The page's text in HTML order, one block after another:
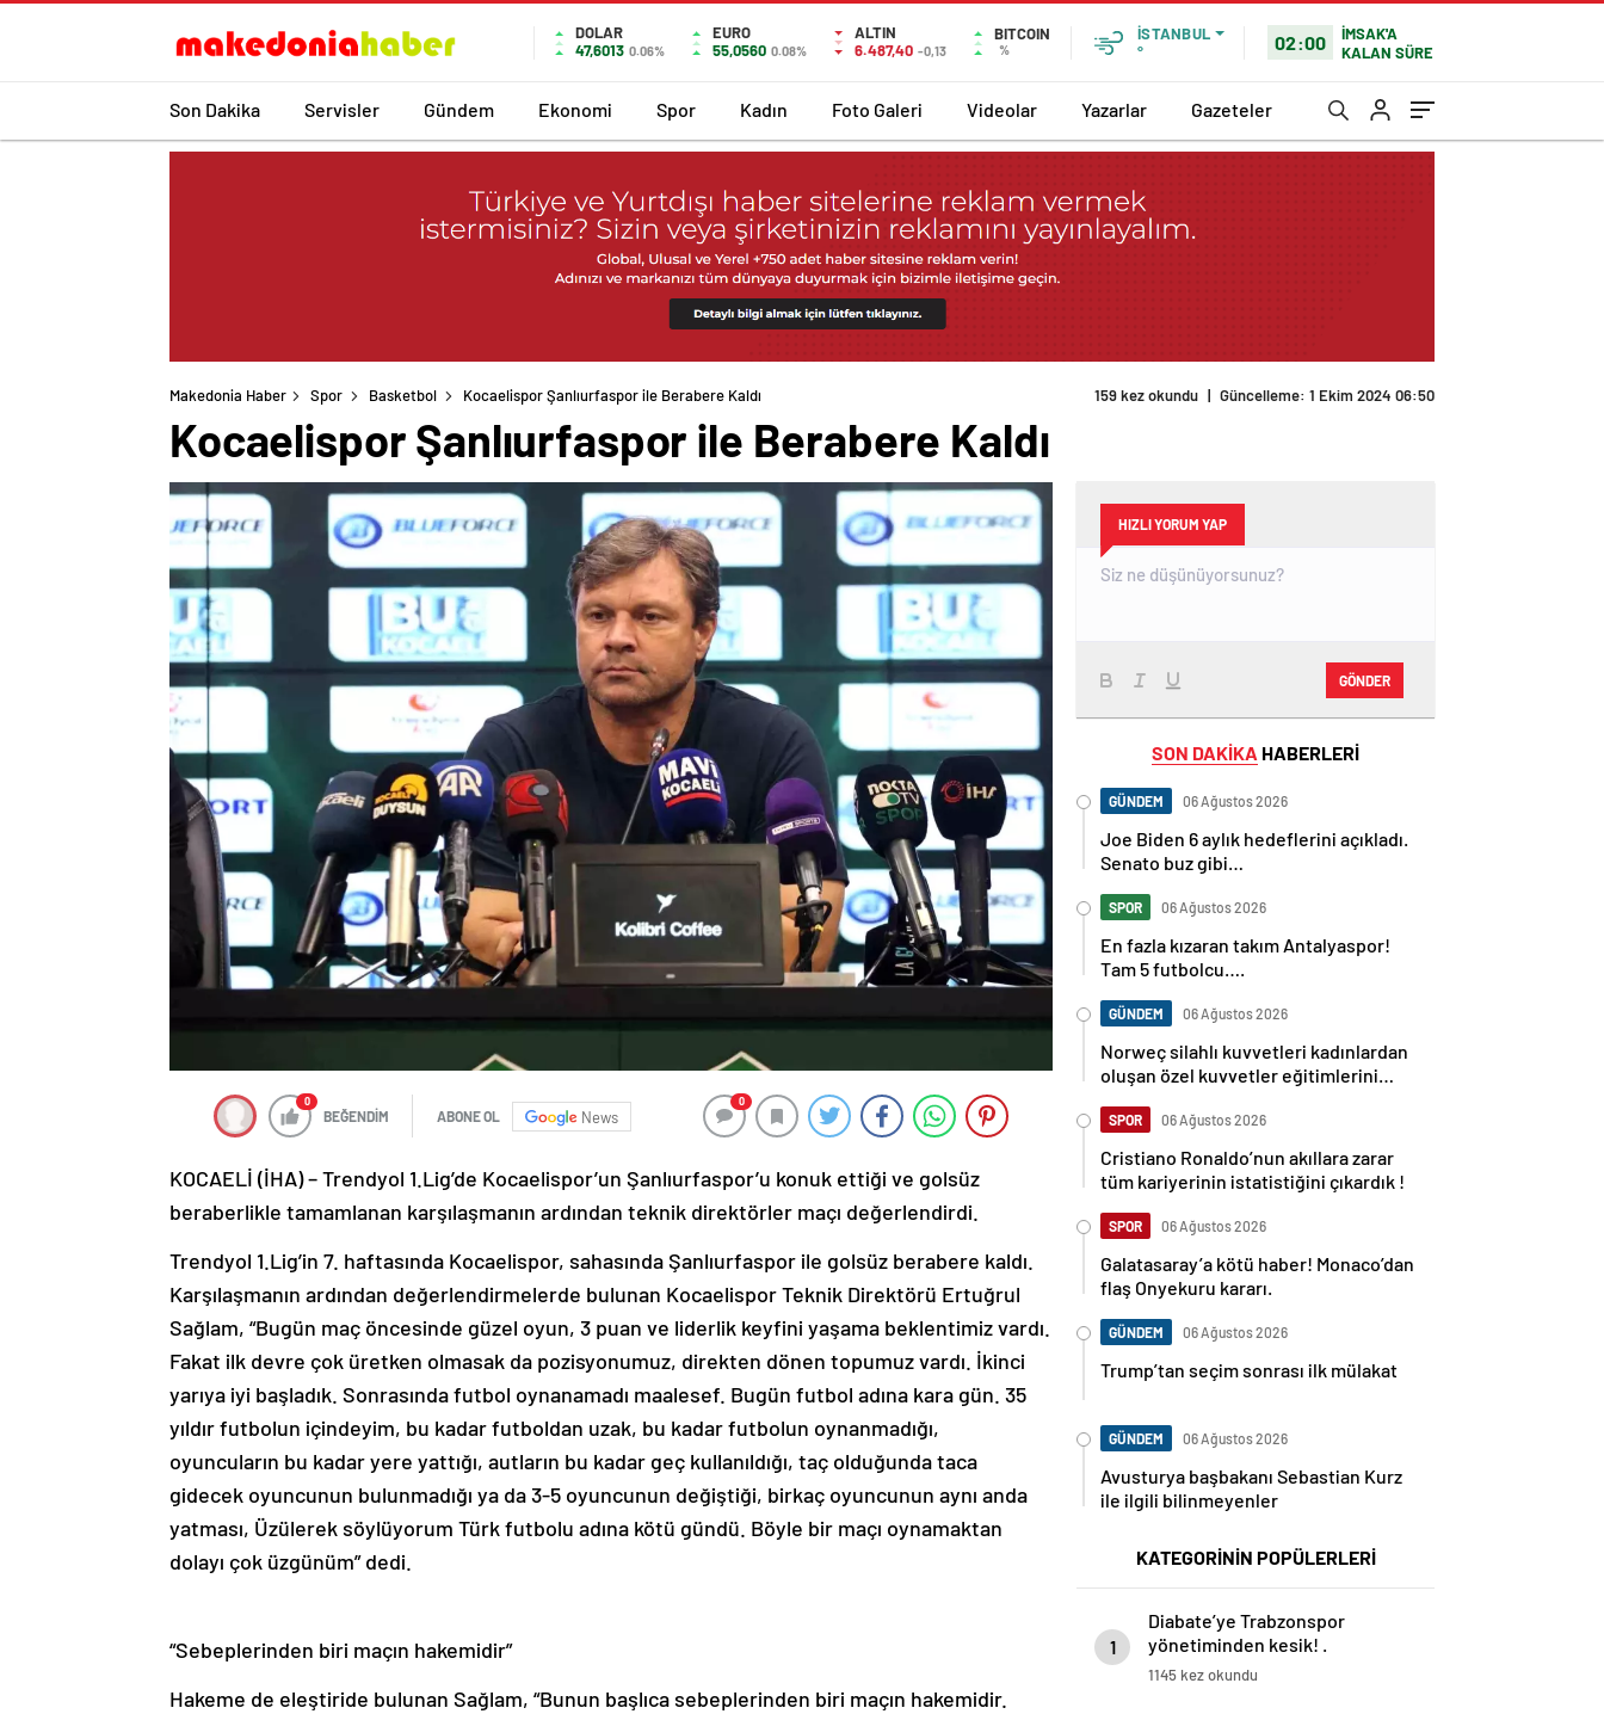
DOLAR
47,6013 0.06%
EURO
55,0560 0.08%
ALTIN
6.487,40 -0,13
BITCOIN
%
İSTANBUL
°
02:00
İMSAK'A
KALAN SÜRE
Son Dakika Servisler Gündem Ekonomi Spor Kadın Foto Galeri Videolar Yazarlar Gazeteler
Makedonia Haber Spor Basketbol Kocaelispor Şanlıurfaspor ile Berabere Kaldı 159 kez okundu | Güncelleme: 1 Ekim 2024 06:50
Kocaelispor Şanlıurfaspor ile Berabere Kaldı
0
BEĞENDİM ABONE OL News
0
KOCAELİ (İHA) – Trendyol 1.Lig’de Kocaelispor’un Şanlıurfaspor’u konuk ettiği ve golsüz
beraberlikle tamamlanan karşılaşmanın ardından teknik direktörler maçı değerlendirdi.
Trendyol 1.Lig’in 7. haftasında Kocaelispor, sahasında Şanlıurfaspor ile golsüz berabere kaldı.
Karşılaşmanın ardından değerlendirmelerde bulunan Kocaelispor Teknik Direktörü Ertuğrul
Sağlam, “Bugün maç öncesinde güzel oyun, 3 puan ve liderlik keyfini yaşama beklentimiz vardı.
Fakat ilk devre çok üretken olmasak da pozisyonumuz, direkten dönen topumuz vardı. İkinci
yarıya iyi başladık. Sonrasında futbol oynanamadı maalesef. Bugün futbol adına kara gün. 35
yıldır futbolun içindeyim, bu kadar futboldan uzak, bu kadar futbolun oynanmadığı,
oyuncuların bu kadar yere yattığı, autların bu kadar geç kullanıldığı, taç olduğunda taca
gidecek oyuncunun bulunmadığı ya da 3-5 oyuncunun değiştiği, birkaç oyuncunun aynı anda
yatması, Üzülerek söylüyorum Türk futbolu adına kötü gündü. Böyle bir maçı oynamaktan
dolayı çok üzgünüm” dedi.
“Sebeplerinden biri maçın hakemidir”
Hakeme de eleştiride bulunan Sağlam, “Bunun başlıca sebeplerinden biri maçın hakemidir.
HIZLI YORUM YAP
GÖNDER
SON DAKİKA HABERLERİ
GÜNDEM 06 Ağustos 2026
Joe Biden 6 aylık hedeflerini açıkladı.
Senato buz gibi…
SPOR 06 Ağustos 2026
En fazla kızaran takım Antalyaspor!
Tam 5 futbolcu….
GÜNDEM 06 Ağustos 2026
Norweç silahlı kuvvetleri kadınlardan
oluşan özel kuvvetler eğitimlerini
SPOR 06 Ağustos 2026
Cristiano Ronaldo’nun akıllara zarar
tüm kariyerinin istatistiğini çıkardık !
SPOR 06 Ağustos 2026
Galatasaray’a kötü haber! Monaco’dan
flaş Onyekuru kararı.
GÜNDEM 06 Ağustos 2026
Trump’tan seçim sonrası ilk mülakat
GÜNDEM 06 Ağustos 2026
Avusturya başbakanı Sebastian Kurz
ile ilgili bilinmeyenler
KATEGORİNİN POPÜLERLERİ
1
Diabate’ye Trabzonspor
yönetiminden kesik! .
1145 kez okundu